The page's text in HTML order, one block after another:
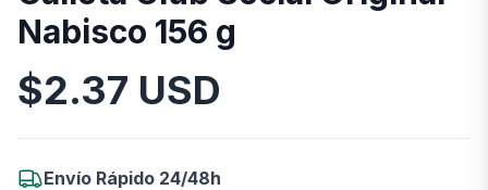
Nabisco 156 g
Información del Producto
$2.37 USD
Envío Rápido 24/48h